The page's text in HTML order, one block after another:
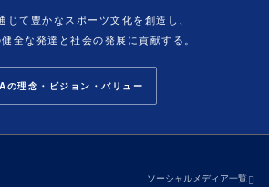
じて豊かなスポーツ文化を創造し、
全な発達と社会の発展に貢献する。
の理念・ビジョン・バリュー
ソーシャルメディア一覧